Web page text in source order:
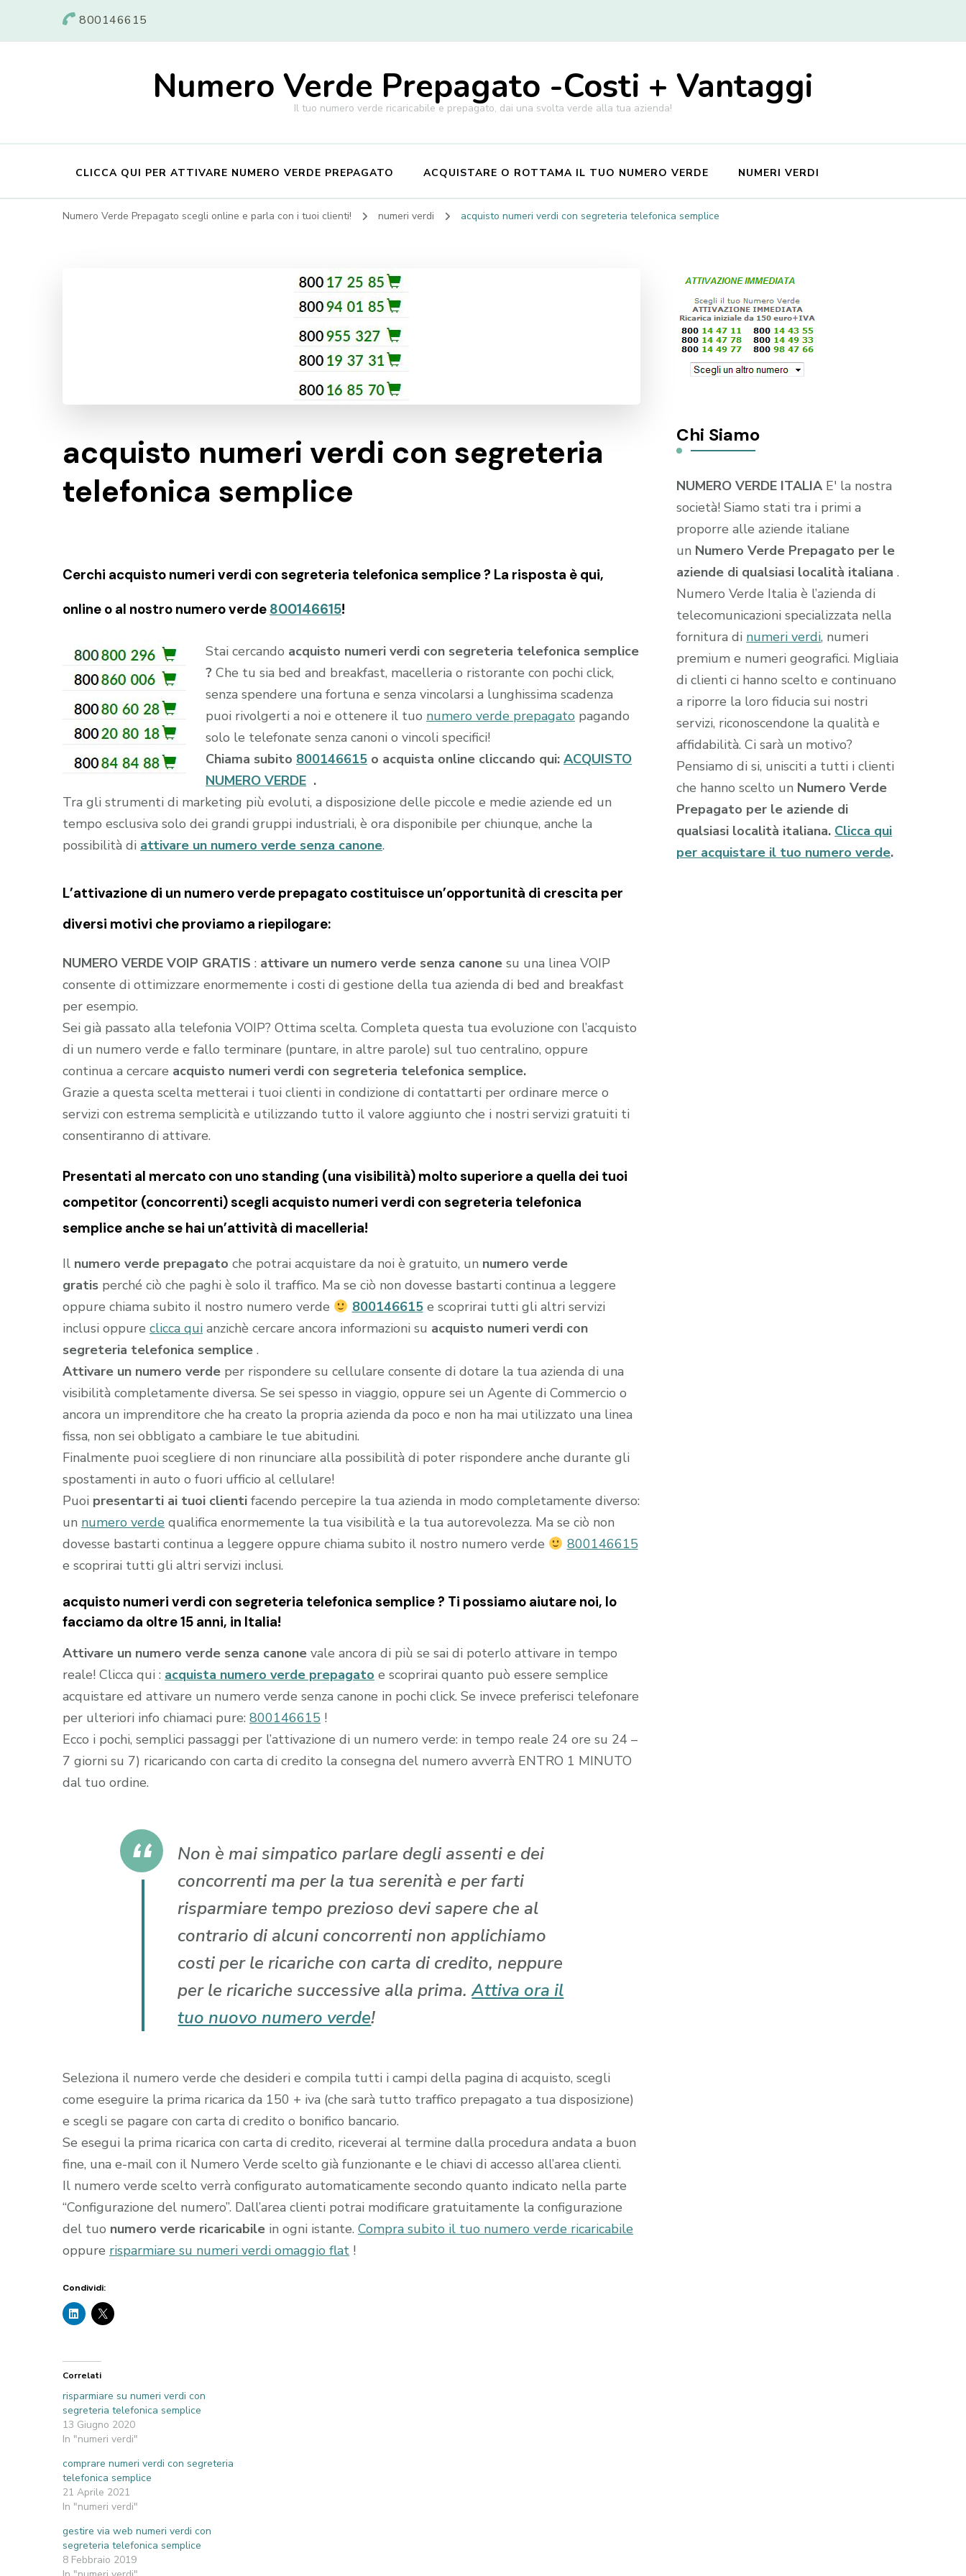
800146615
Numero Verde Prepagato -Costi + Vantaggi
Il tuo numero verde ricaricabile e prepagato, dai una svolta verde alla tua azienda!
CLICCA QUI PER ATTIVARE NUMERO VERDE PREPAGATO ACQUISTARE O ROTTAMA IL TUO NUMERO VERDE NUMERI VERDI
Numero Verde Prepagato scegli online e parla con i tuoi clienti! numeri verdi acquisto numeri verdi con segreteria telefonica semplice
acquisto numeri verdi con segreteria
telefonica semplice
Cerchi acquisto numeri verdi con segreteria telefonica semplice ? La risposta è qui,
online o al nostro numero verde 800146615!
Stai cercando acquisto numeri verdi con segreteria telefonica semplice
? Che tu sia bed and breakfast, macelleria o ristorante con pochi click,
senza spendere una fortuna e senza vincolarsi a lunghissima scadenza
puoi rivolgerti a noi e ottenere il tuo numero verde prepagato pagando
solo le telefonate senza canoni o vincoli specifici!
Chiama subito 800146615 o acquista online cliccando qui: ACQUISTO
NUMERO VERDE .
Tra gli strumenti di marketing più evoluti, a disposizione delle piccole e medie aziende ed un
tempo esclusiva solo dei grandi gruppi industriali, è ora disponibile per chiunque, anche la
possibilità di attivare un numero verde senza canone.
L’attivazione di un numero verde prepagato costituisce un’opportunità di crescita per
diversi motivi che proviamo a riepilogare:
NUMERO VERDE VOIP GRATIS : attivare un numero verde senza canone su una linea VOIP
consente di ottimizzare enormemente i costi di gestione della tua azienda di bed and breakfast
per esempio.
Sei già passato alla telefonia VOIP? Ottima scelta. Completa questa tua evoluzione con l’acquisto
di un numero verde e fallo terminare (puntare, in altre parole) sul tuo centralino, oppure
continua a cercare acquisto numeri verdi con segreteria telefonica semplice.
Grazie a questa scelta metterai i tuoi clienti in condizione di contattarti per ordinare merce o
servizi con estrema semplicità e utilizzando tutto il valore aggiunto che i nostri servizi gratuiti ti
consentiranno di attivare.
Presentati al mercato con uno standing (una visibilità) molto superiore a quella dei tuoi
competitor (concorrenti) scegli acquisto numeri verdi con segreteria telefonica
semplice anche se hai un’attività di macelleria!
Il numero verde prepagato che potrai acquistare da noi è gratuito, un numero verde
gratis perché ciò che paghi è solo il traffico. Ma se ciò non dovesse bastarti continua a leggere
oppure chiama subito il nostro numero verde
800146615e scoprirai tutti gli altri servizi
inclusi oppure clicca qui anzichè cercare ancora informazioni su acquisto numeri verdi con
segreteria telefonica semplice .
Attivare un numero verde per rispondere su cellulare consente di dotare la tua azienda di una
visibilità completamente diversa. Se sei spesso in viaggio, oppure sei un Agente di Commercio o
ancora un imprenditore che ha creato la propria azienda da poco e non ha mai utilizzato una linea
fissa, non sei obbligato a cambiare le tue abitudini.
Finalmente puoi scegliere di non rinunciare alla possibilità di poter rispondere anche durante gli
spostamenti in auto o fuori ufficio al cellulare!
Puoi presentarti ai tuoi clienti facendo percepire la tua azienda in modo completamente diverso:
un numero verde qualifica enormemente la tua visibilità e la tua autorevolezza. Ma se ciò non
dovesse bastarti continua a leggere oppure chiama subito il nostro numero verde
800146615
e scoprirai tutti gli altri servizi inclusi.
acquisto numeri verdi con segreteria telefonica semplice ? Ti possiamo aiutare noi, lo
facciamo da oltre 15 anni, in Italia!
Attivare un numero verde senza canone vale ancora di più se sai di poterlo attivare in tempo
reale! Clicca qui : acquista numero verde prepagato e scoprirai quanto può essere semplice
acquistare ed attivare un numero verde senza canone in pochi click. Se invece preferisci telefonare
per ulteriori info chiamaci pure: 800146615 !
Ecco i pochi, semplici passaggi per l’attivazione di un numero verde: in tempo reale 24 ore su 24 –
7 giorni su 7) ricaricando con carta di credito la consegna del numero avverrà ENTRO 1 MINUTO
dal tuo ordine.
Non è mai simpatico parlare degli assenti e dei
concorrenti ma per la tua serenità e per farti
risparmiare tempo prezioso devi sapere che al
contrario di alcuni concorrenti non applichiamo
costi per le ricariche con carta di credito, neppure
per le ricariche successive alla prima.Attiva ora il
tuo nuovo numero verde!
Seleziona il numero verde che desideri e compila tutti i campi della pagina di acquisto, scegli
come eseguire la prima ricarica da 150 + iva (che sarà tutto traffico prepagato a tua disposizione)
e scegli se pagare con carta di credito o bonifico bancario.
Se esegui la prima ricarica con carta di credito, riceverai al termine dalla procedura andata a buon
fine, una e-mail con il Numero Verde scelto già funzionante e le chiavi di accesso all’area clienti.
Il numero verde scelto verrà configurato automaticamente secondo quanto indicato nella parte
“Configurazione del numero”. Dall’area clienti potrai modificare gratuitamente la configurazione
del tuo numero verde ricaricabile in ogni istante. Compra subito il tuo numero verde ricaricabile
oppure risparmiare su numeri verdi omaggio flat !
Condividi:
Correlati
risparmiare su numeri verdi con
segreteria telefonica semplice
13 Giugno 2020
In "numeri verdi"
comprare numeri verdi con segreteria
telefonica semplice
21 Aprile 2021
In "numeri verdi"
gestire via web numeri verdi con
segreteria telefonica semplice
8 Febbraio 2019
Chi Siamo
NUMERO VERDE ITALIAE' la nostra
società! Siamo stati tra i primi a
proporre alle aziende italiane
un Numero Verde Prepagato per le
aziende di qualsiasi località italiana.
Numero Verde Italia è l’azienda di
telecomunicazioni specializzata nella
fornitura di numeri verdi, numeri
premium e numeri geografici. Migliaia
di clienti ci hanno scelto e continuano
a riporre la loro fiducia sui nostri
servizi, riconoscendone la qualità e
affidabilità. Ci sarà un motivo?
Pensiamo di si, unisciti a tutti i clienti
che hanno scelto un Numero Verde
Prepagato per le aziende di
qualsiasi località italiana. Clicca qui
per acquistare il tuo numero verde.